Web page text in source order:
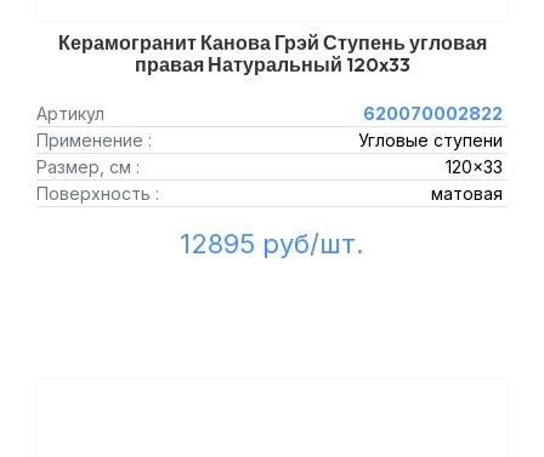
Керамогранит Канова Грэй Ступень угловая
правая Натуральный 120x33
Артикул
620070002822
Применение :
Угловые ступени
Размер, см :
120x33
Поверхность :
матовая
12895 руб/шт.